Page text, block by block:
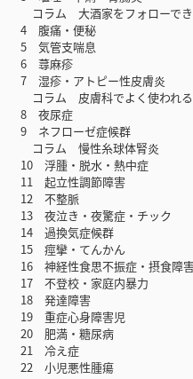
コラム 大酒家をフォローでき
4 腹痛・便秘
5 気管支喘息
6 蕁麻疹
7 湿疹・アトピー性皮膚炎
コラム 皮膚科でよく使われる
8 夜尿症
9 ネフローゼ症候群
コラム 慢性糸球体腎炎
10 浮腫・脱水・熱中症
11 起立性調節障害
12 不整脈
13 夜泣き・夜驚症・チック
14 過換気症候群
15 痙攣・てんかん
16 神経性食思不振症・摂食障
17 不登校・家庭内暴力
18 発達障害
19 重症心身障害児
20 肥満・糖尿病
21 冷え症
22 小児悪性腫瘍